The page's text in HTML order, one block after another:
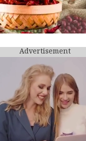
Advertisement